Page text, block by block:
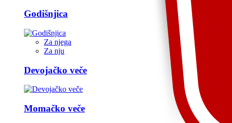
Godišnjica
Za njega
Za nju
Devojačko veče
Momačko veče